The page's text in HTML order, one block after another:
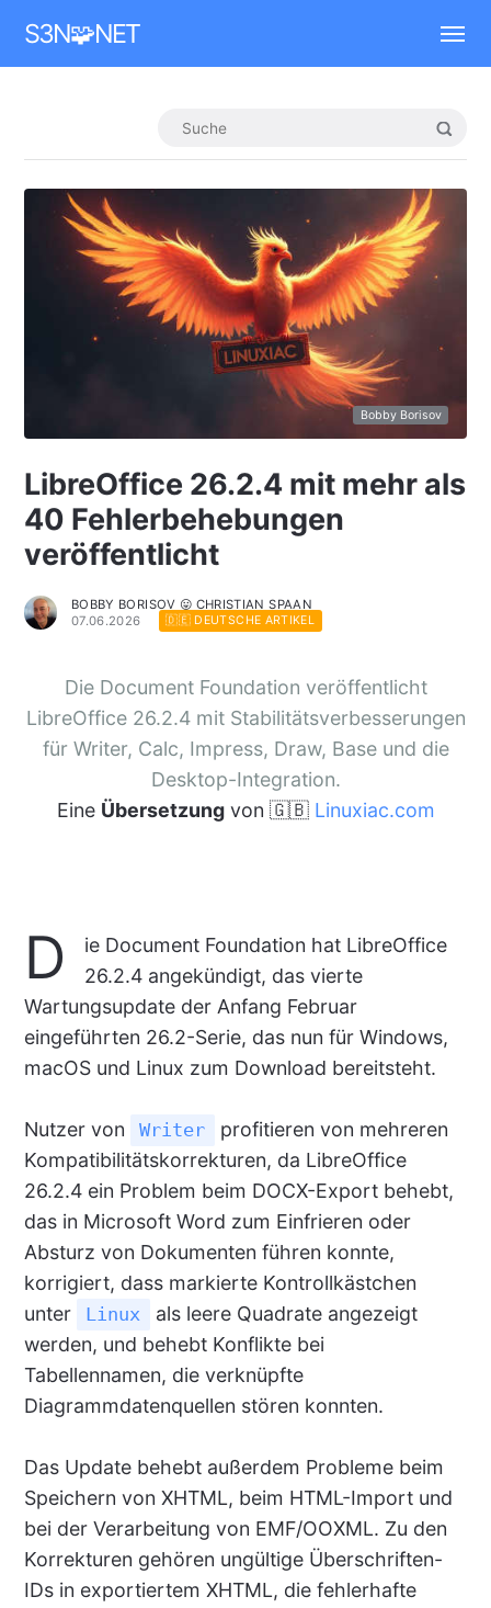
S3N🧩NET
Bobby Borisov
LibreOffice 26.2.4 mit mehr als
40 Fehlerbehebungen
veröffentlicht
BOBBY BORISOV 😛 CHRISTIAN SPAAN
07.06.2026
🇩🇪 DEUTSCHE ARTIKEL
Die Document Foundation veröffentlicht
LibreOffice 26.2.4 mit Stabilitätsverbesserungen
für Writer, Calc, Impress, Draw, Base und die
Desktop-Integration.
Eine Übersetzungvon 🇬🇧 Linuxiac.com
D
ie Document Foundation hat LibreOffice
26.2.4 angekündigt, das vierte
Wartungsupdate der Anfang Februar
eingeführten 26.2-Serie, das nun für Windows,
macOS und Linux zum Download bereitsteht.
Nutzer von Writer
profitieren von mehreren
Kompatibilitätskorrekturen, da LibreOffice
26.2.4 ein Problem beim DOCX-Export behebt,
das in Microsoft Word zum Einfrieren oder
Absturz von Dokumenten führen konnte,
korrigiert, dass markierte Kontrollkästchen
unter
Linux
als leere Quadrate angezeigt
werden, und behebt Konflikte bei
Tabellennamen, die verknüpfte
Diagrammdatenquellen stören konnten.
Das Update behebt außerdem Probleme beim
Speichern von XHTML, beim HTML-Import und
bei der Verarbeitung von EMF/OOXML. Zu den
Korrekturen gehören ungültige Überschriften-
IDs in exportiertem XHTML, die fehlerhafte